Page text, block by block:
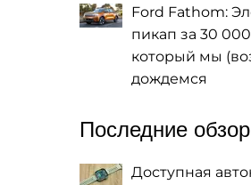
Ford Fathom:
пикап за 30
который мы
дождемся
Последние
Доступная